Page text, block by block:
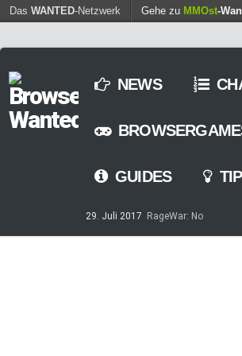
Das WANTED-Netzwerk Gehe zu MMOst-
NEWS
GUIDES
29. Juli 2017
RageWar: No
Find out more. Okay,